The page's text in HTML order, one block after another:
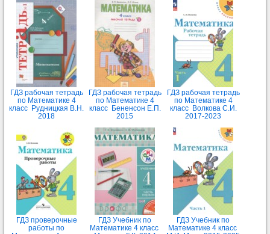
ГДЗ рабочая тетрадь
по Математике 4
класс Рудницкая В.Н.
2018
ГДЗ рабочая тетрадь
по Математике 4
класс Бененсон Е.П.
2015
ГДЗ рабочая тетрадь
по Математике 4
класс Волкова С.И.
2017-2023
ГДЗ проверочные
работы по
ГДЗ Учебник по
Математике 4 класс
ГДЗ Учебник по
Математике 4 класс